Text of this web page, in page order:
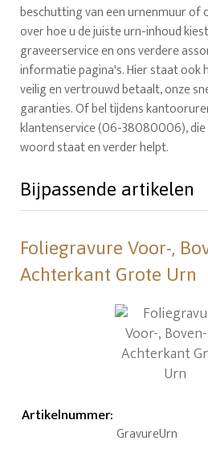
beschutting van een urnenmuur of
over hoe u de juiste urn-inhoud
graveerservice en ons verdere
informatie pagina's. Hier staat ook
veilig en vertrouwd betaalt, onze
garanties. Of bel tijdens
klantenservice (06-38080006),
woord staat en verder helpt.
Bijpassende artikelen
Foliegravure Voor-,
Achterkant Grote Urn
Artikelnummer:
GravureUrn